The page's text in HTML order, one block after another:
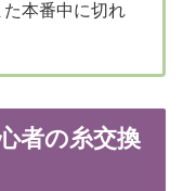
本番中に切れ
者の糸交換